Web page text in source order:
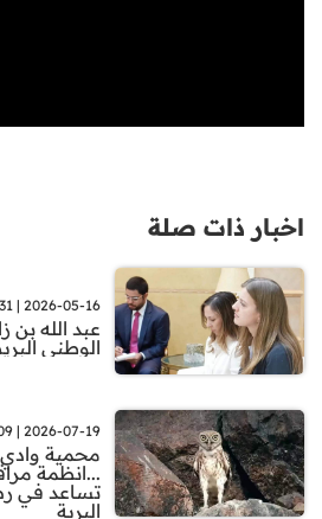
اخبار ذات صلة
2026-05-16 | 12:31
عبد الله بن
الوطني
2026-07-19 | 12:09
محمية وادي
...انظمة
تساعد في
البرية